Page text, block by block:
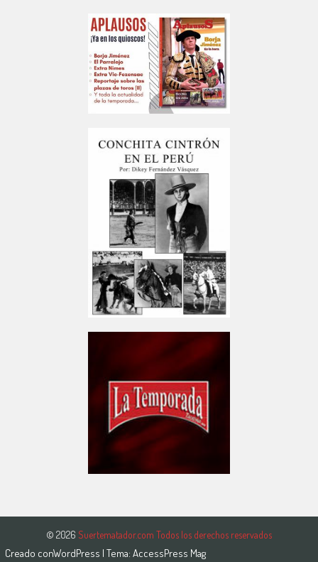
© 2026 Suertematador.com Todos los derechos reservados
Creado conWordPress | Tema: AccessPress Mag